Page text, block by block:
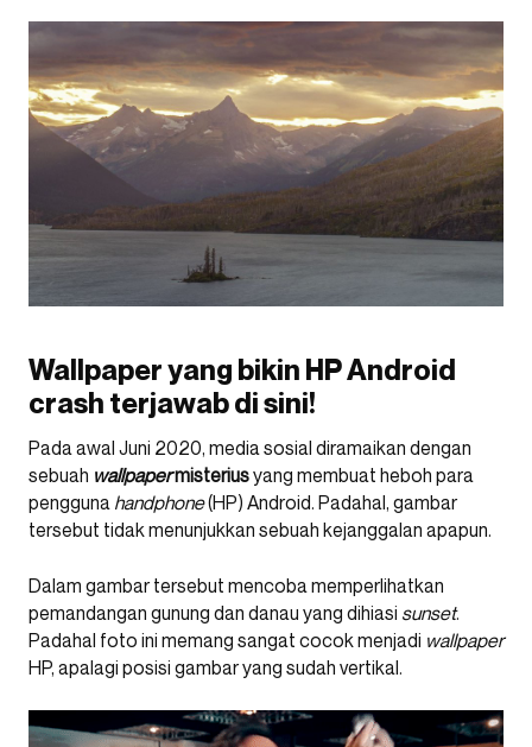
Wallpaper yang bikin HP Android
crash terjawab di sini!
Pada awal Juni 2020, media sosial diramaikan dengan
sebuah wallpapermisteriusyang membuat heboh para
pengguna handphone(HP) Android. Padahal, gambar
tersebut tidak menunjukkan sebuah kejanggalan apapun.
Dalam gambar tersebut mencoba memperlihatkan
pemandangan gunung dan danau yang dihiasi sunset.
Padahal foto ini memang sangat cocok menjadi wallpaper
HP, apalagi posisi gambar yang sudah vertikal.